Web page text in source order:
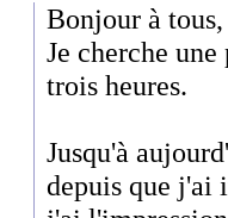
Bonjour à tous,
Je cherche
trois heures.
Jusqu'à
depuis que j'ai